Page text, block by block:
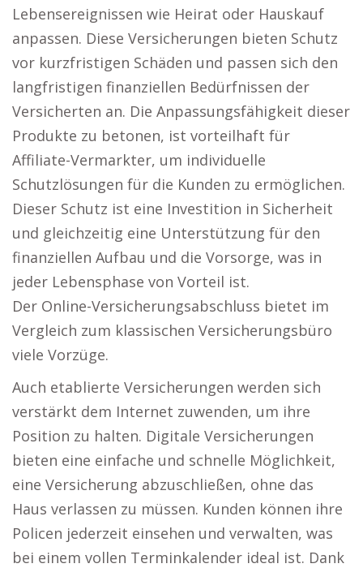
Lebensereignissen wie Heirat oder Hauskauf
anpassen. Diese Versicherungen bieten Schutz
vor kurzfristigen Schäden und passen sich den
langfristigen finanziellen Bedürfnissen der
Versicherten an. Die Anpassungsfähigkeit dieser
Produkte zu betonen, ist vorteilhaft für
Affiliate-Vermarkter, um individuelle
Schutzlösungen für die Kunden zu ermöglichen.
Dieser Schutz ist eine Investition in Sicherheit
und gleichzeitig eine Unterstützung für den
finanziellen Aufbau und die Vorsorge, was in
jeder Lebensphase von Vorteil ist.
Der Online-Versicherungsabschluss bietet im
Vergleich zum klassischen Versicherungsbüro
viele Vorzüge.
Auch etablierte Versicherungen werden sich
verstärkt dem Internet zuwenden, um ihre
Position zu halten. Digitale Versicherungen
bieten eine einfache und schnelle Möglichkeit,
eine Versicherung abzuschließen, ohne das
Haus verlassen zu müssen. Kunden können ihre
Policen jederzeit einsehen und verwalten, was
bei einem vollen Terminkalender ideal ist. Dank